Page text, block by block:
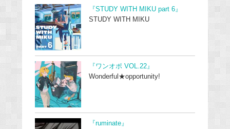
『STUDY WITH MIKU part 6』
STUDY WITH MIKU
『ワンオポ VOL.22』
Wonderful★opportunity!
『ruminate』